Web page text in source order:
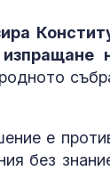
е
без